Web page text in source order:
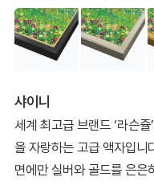
샤이니
세계 최고급 브랜드 ‘라슨
을 자랑하는 고급 액자입니
면에만 실버와 골드를 은은